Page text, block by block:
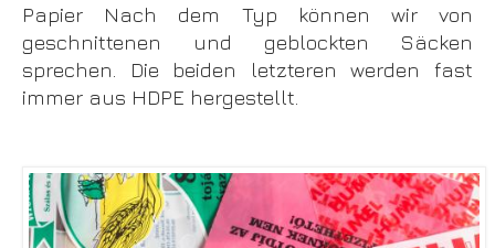
Papier Nach dem Typ können wir von
geschnittenen und geblockten Säcken
sprechen. Die beiden letzteren werden fast
immer aus HDPE hergestellt.